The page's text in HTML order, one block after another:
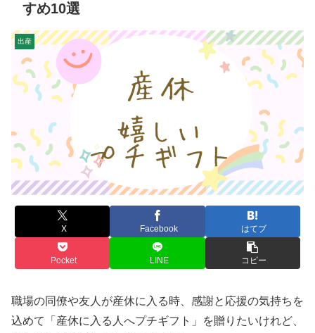
すめ10選
出産
X Facebook はてブ
Pocket LINE コピー
職場の同僚や友人が産休に入る時、感謝と応援の気持ちを
込めて「産休に入る人へプチギフト」を贈りたいけれど、